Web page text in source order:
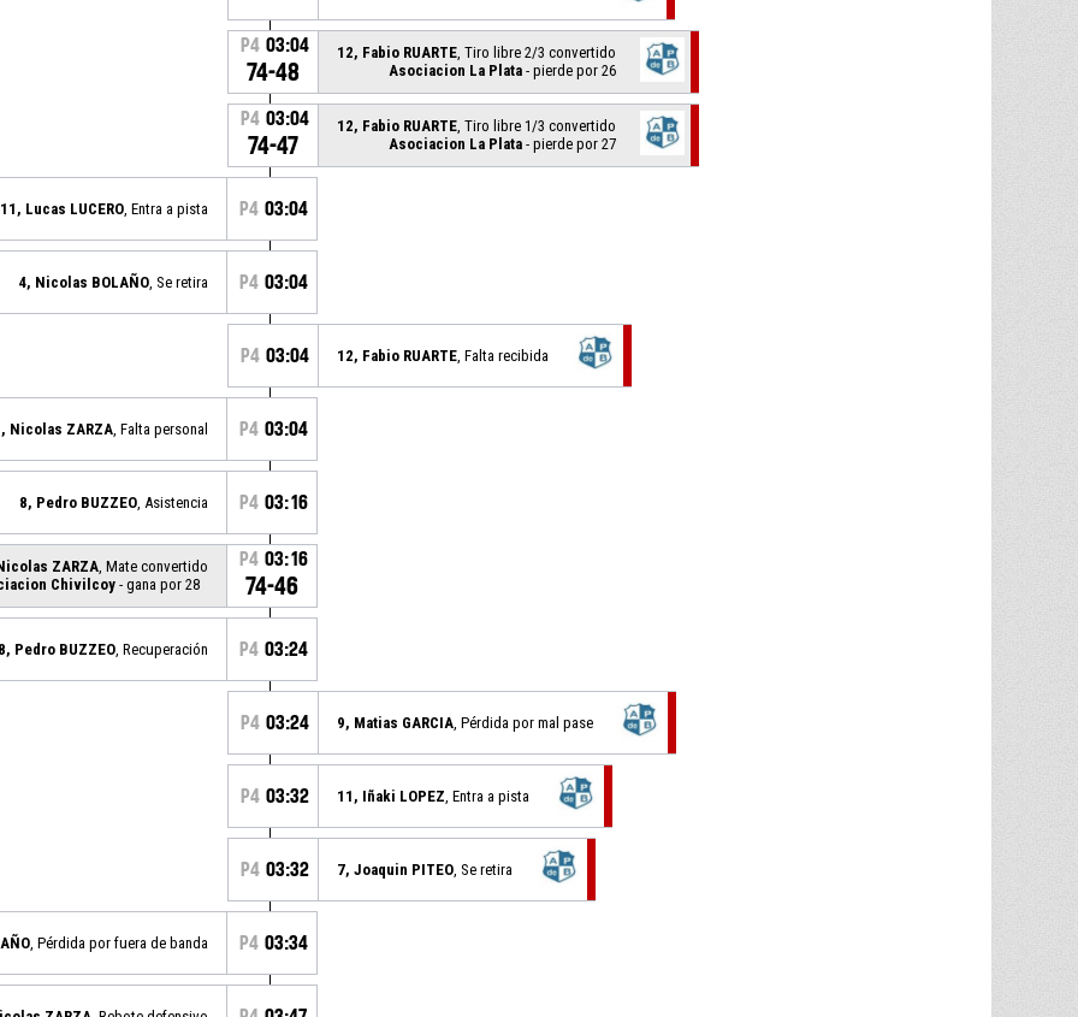
P4 03:04
74-48
12, Fabio RUARTE , Tiro libre 2/3 convertido
Asociacion La Plata - pierde por 26
P4 03:04
74-47
12, Fabio RUARTE , Tiro libre 1/3 convertido
Asociacion La Plata - pierde por 27
11, Lucas LUCERO , Entra a pista P4 03:04
4, Nicolas BOLAÑO , Se retira P4 03:04
P4 03:04 12, Fabio RUARTE , Falta recibida
Nicolas ZARZA , Falta personal P4 03:04
8, Pedro BUZZEO , Asistencia P4 03:16
ZARZA , Mate convertido
Chivilcoy - gana por 28
P4 03:16
74-46
Pedro BUZZEO , Recuperación P4 03:24
P4 03:24 9, Matias GARCIA , Pérdida por mal pase
P4 03:32 11, Iñaki LOPEZ , Entra a pista
P4 03:32 7, Joaquin PITEO , Se retira
, Pérdida por fuera de banda P4 03:34